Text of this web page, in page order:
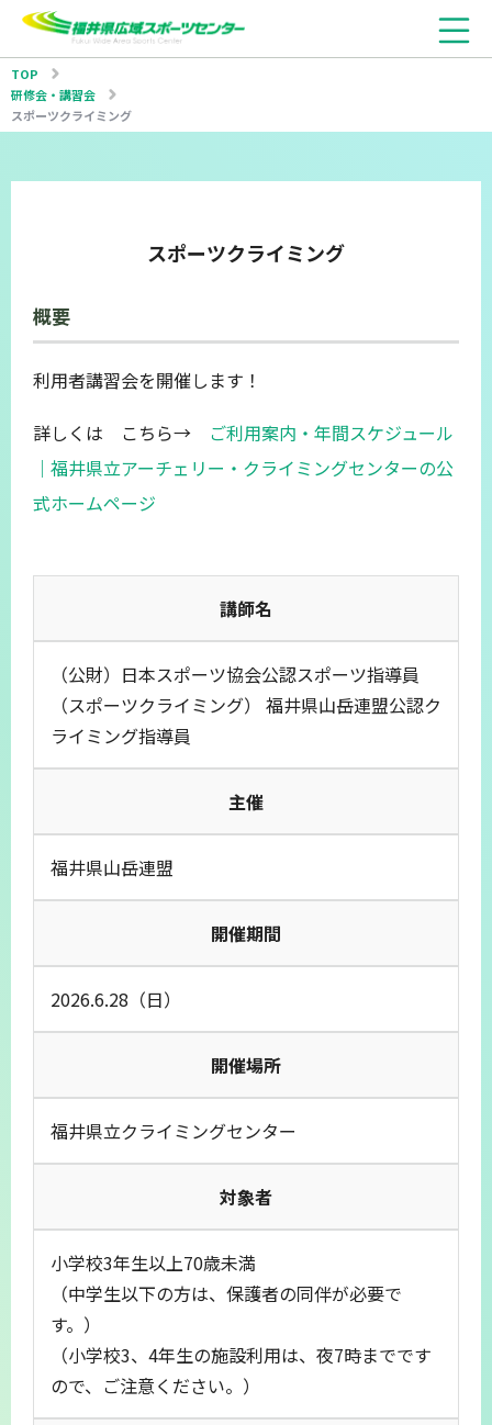
TOP
研修会・講習会
スポーツクライミング
スポーツクライミング
概要
利用者講習会を開催します！
詳しくは こちら→ ご利用案内・年間スケジュール
｜福井県立アーチェリー・クライミングセンターの公
式ホームページ
講師名
（公財）日本スポーツ協会公認スポーツ指導員
（スポーツクライミング） 福井県山岳連盟公認ク
ライミング指導員
主催
福井県山岳連盟
開催期間
2026.6.28（日）
開催場所
福井県立クライミングセンター
対象者
小学校3年生以上70歳未満
（中学生以下の方は、保護者の同伴が必要で
す。）
（小学校3、4年生の施設利用は、夜7時までです
ので、ご注意ください。）